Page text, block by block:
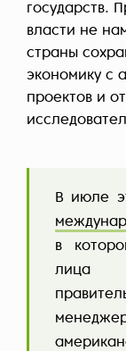
государств.
власти не
страны
экономику с
проектов и
В июле
в
лица